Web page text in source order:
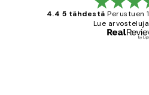
4.4 5 tähdestä Perustuen
Lue